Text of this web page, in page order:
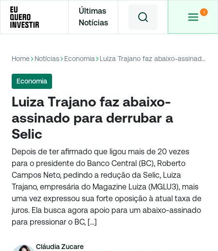
Últimas
Notícias
Home Notícias Economia Luiza Trajano faz abaixo-assinado para derrubar a Selic
Economia
Luiza Trajano faz abaixo-
assinado para derrubar a
Selic
Depois de ter afirmado que ligou mais de 20 vezes
para o presidente do Banco Central (BC), Roberto
Campos Neto, pedindo a redução da Selic, Luiza
Trajano, empresária do Magazine Luiza (MGLU3), mais
uma vez expressou sua forte oposição à atual taxa de
juros. Ela busca agora apoio para um abaixo-assinado
para pressionar o BC, […]
Cláudia Zucare